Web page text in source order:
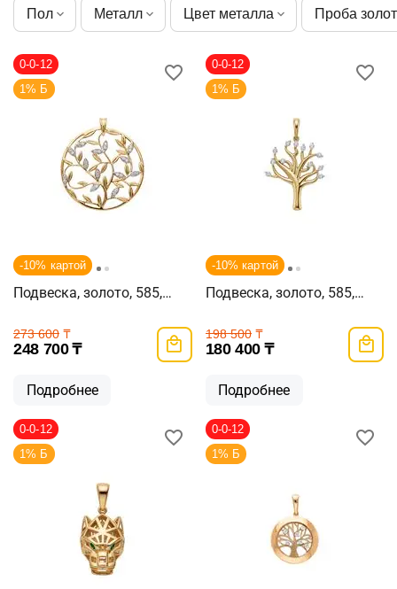
Пол
Металл Цвет металла Проба
0-0-12
1% Б
-10% картой
Подвеска, золото, 585,
273 600 ₸
248 700 ₸
Подробнее
0-0-12
1% Б
-10% картой
Подвеска, золото, 585,
198 500 ₸
180 400 ₸
Подробнее
0-0-12
1% Б
0-0-12
1% Б